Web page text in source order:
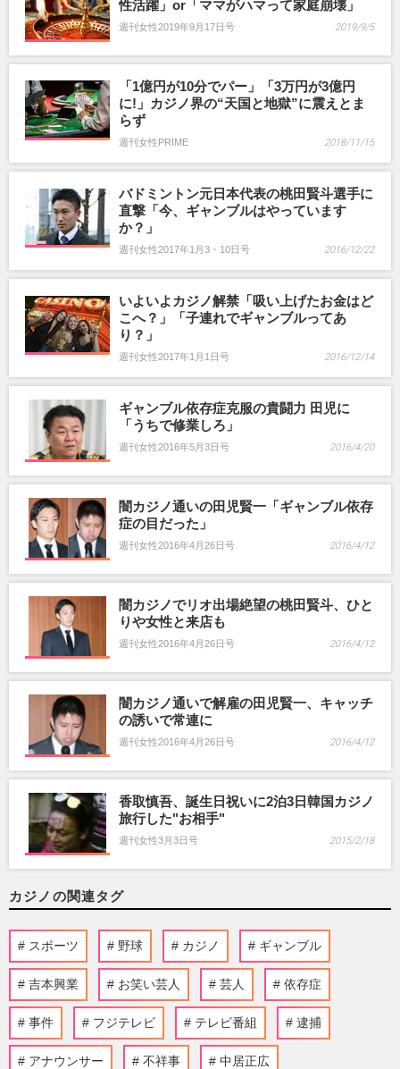
性活躍」or「ママがハマって家庭崩壊」
週刊女性2019年9月17日号 2019/9/5
「1億円が10分でパー」「3万円が3億円
に!」カジノ界の“天国と地獄”に震えとま
らず
週刊女性PRIME 2018/11/15
バドミントン元日本代表の桃田賢斗選手に
直撃「今、ギャンブルはやっています
か？」
週刊女性2017年1月3・10日号 2016/12/22
いよいよカジノ解禁「吸い上げたお金はど
こへ？」「子連れでギャンブルってあ
り？」
週刊女性2017年1月1日号 2016/12/14
ギャンブル依存症克服の貴闘力 田児に
「うちで修業しろ」
週刊女性2016年5月3日号 2016/4/20
闇カジノ通いの田児賢一「ギャンブル依存
症の目だった」
週刊女性2016年4月26日号 2016/4/12
闇カジノでリオ出場絶望の桃田賢斗、ひと
りや女性と来店も
週刊女性2016年4月26日号 2016/4/12
闇カジノ通いで解雇の田児賢一、キャッチ
の誘いで常連に
週刊女性2016年4月26日号 2016/4/12
香取慎吾、誕生日祝いに2泊3日韓国カジノ
旅行した"お相手"
週刊女性3月3日号 2015/2/18
カジノの関連タグ
スポーツ 野球 カジノ ギャンブル
吉本興業 お笑い芸人 芸人 依存症
事件 フジテレビ テレビ番組 逮捕
アナウンサー 不祥事 中居正広